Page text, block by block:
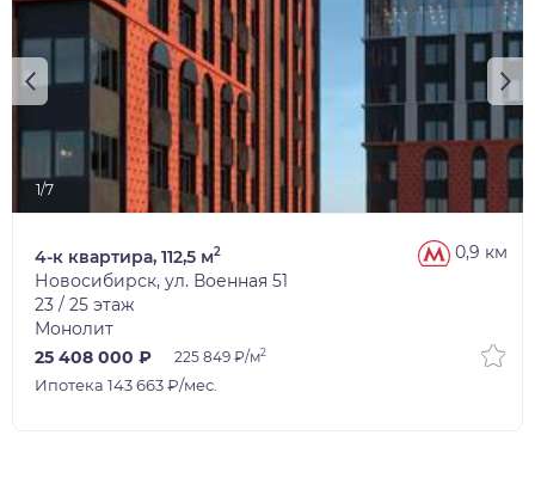
1/7
0,9 км
4-к квартира, 112,5 м2
Новосибирск, ул. Военная 51
23 / 25 этаж
Монолит
25 408 000 ₽
225 849 ₽/м2
Ипотека 143 663 ₽/мес.